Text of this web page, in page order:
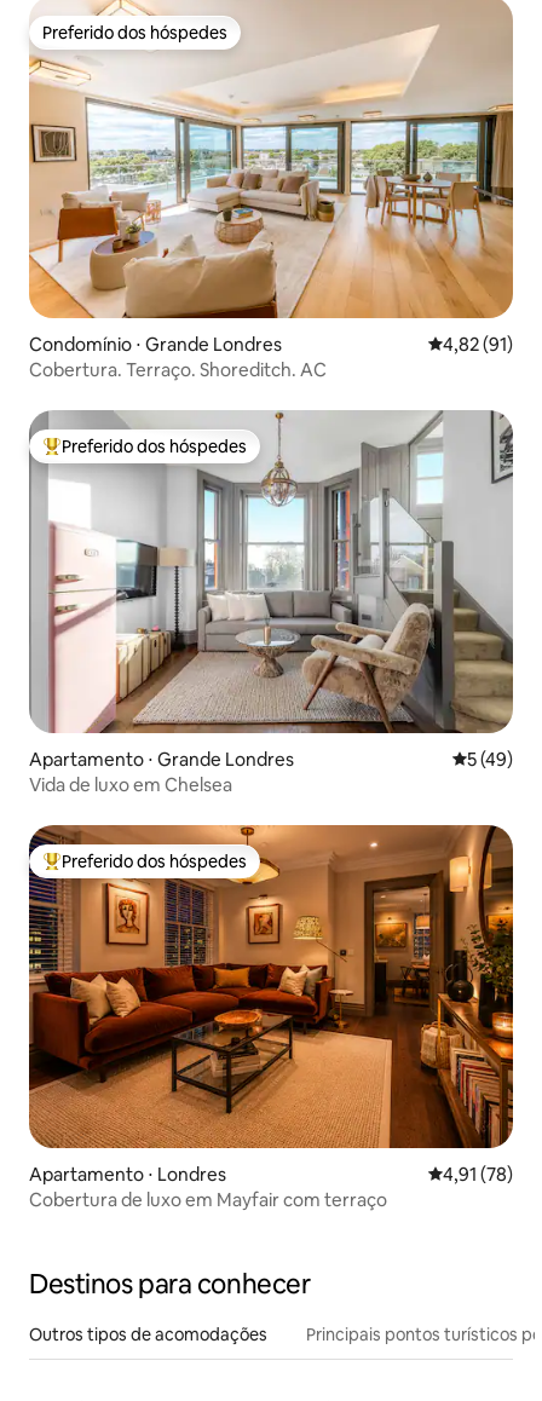
Preferido dos hóspedes
Preferido dos hóspedes
Condomínio ⋅ Grande Londres 4,82 de uma
4,82 (91)
Cobertura. Terraço. Shoreditch. AC
Entre os melhores preferidos dos hóspedes
Preferido dos hóspedes
Apartamento ⋅ Grande Londres 5 de uma
5 (49)
Vida de luxo em Chelsea
Entre os melhores preferidos dos hóspedes
Preferido dos hóspedes
Apartamento ⋅ Londres 4,91 de uma
4,91 (78)
Cobertura de luxo em Mayfair com terraço
Destinos para conhecer
Outros tipos de acomodações Principais pontos turísticos